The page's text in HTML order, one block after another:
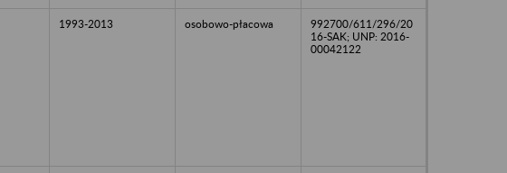
1993-2013 osobowo-płacowa
992700/611/296/20
16-SAK; UNP: 2016-
00042122